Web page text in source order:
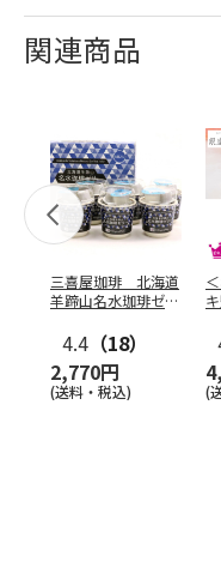
関連商品
三喜屋珈琲 北海道
羊蹄山名水珈琲ゼリ
4.4 （18）
2,770円
(送料・税込) (